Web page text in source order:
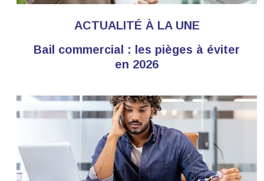
ACTUALITÉ À LA UNE
Bail commercial : les pièges à éviter
en 2026